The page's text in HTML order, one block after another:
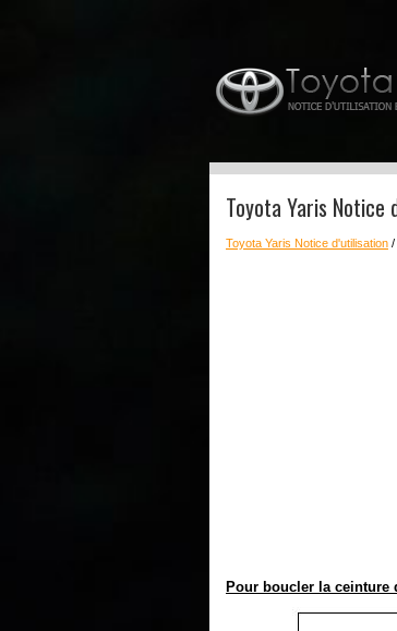
Toyota Yaris
Toyota Yaris Notice d'utilisation /
Pour boucler la ceinture